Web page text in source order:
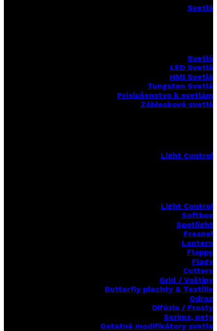
Svetlá
Svetlá
LED Svetlá
HMI Svetlá
Tungsten Svetlá
Príslušenstvo k svetlám
Zábleskové svetlá
Light Control
Light Control
Softbox
Spotlight
Fresnel
Lantern
Floppy
Flagy
Cutters
Grid / Voštiny
Butterfly plachty & Textílie
Odraz
Difúzia / Frosty
Scrims, nety
Ostatné modifikátory svetla